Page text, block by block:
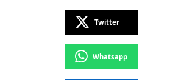
Twitter
Whatsapp